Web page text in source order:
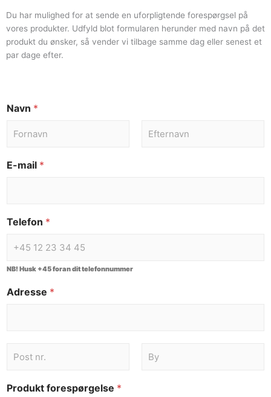
Du har mulighed for at sende en uforpligtende forespørgsel på
vores produkter. Udfyld blot formularen herunder med navn på det
produkt du ønsker, så vender vi tilbage samme dag eller senest et
par dage efter.
Navn *
E-mail *
Telefon *
NB! Husk +45 foran dit telefonnummer
Adresse *
Produkt forespørgelse *